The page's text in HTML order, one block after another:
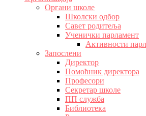
Органи школе
Школски одбор
Савет родитеља
Ученички парламент
Активности
Запослени
Директор
Помоћник директора
Професори
Секретар школе
ПП служба
Библиотека